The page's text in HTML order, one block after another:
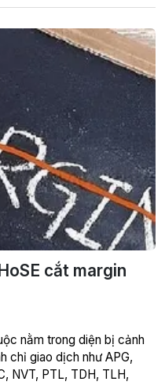
cắt margin
nằm trong diện bị cảnh
chỉ giao dịch như APG,
NVT, PTL, TDH, TLH,